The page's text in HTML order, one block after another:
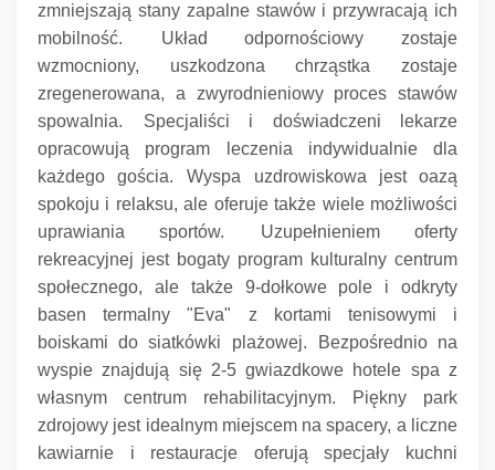
zmniejszają stany zapalne stawów i przywracają ich
mobilność.
Układ odpornościowy zostaje
wzmocniony, uszkodzona chrząstka zostaje
zregenerowana, a zwyrodnieniowy proces stawów
spowalnia.
Specjaliści i doświadczeni lekarze
opracowują program leczenia indywidualnie dla
każdego gościa.
Wyspa uzdrowiskowa jest oazą
spokoju i relaksu, ale oferuje także wiele możliwości
uprawiania sportów.
Uzupełnieniem oferty
rekreacyjnej jest bogaty program kulturalny centrum
społecznego, ale także 9-dołkowe pole i odkryty
basen termalny "Eva" z kortami tenisowymi i
boiskami do siatkówki plażowej.
Bezpośrednio na
wyspie znajdują się 2-5 gwiazdkowe hotele spa z
własnym centrum rehabilitacyjnym.
Piękny park
zdrojowy jest idealnym miejscem na spacery, a liczne
kawiarnie i restauracje oferują specjały kuchni